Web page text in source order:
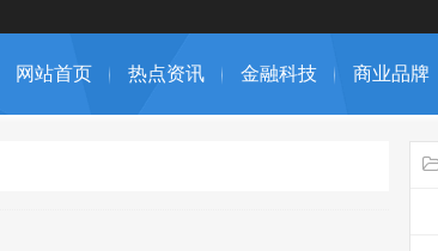
网站首页 热点资讯 金融科技 商业品牌